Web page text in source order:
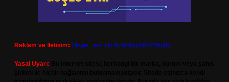
Reklam ve İletişim: Skype: live:.cid.575569c608265c69
Yasal Uyarı: